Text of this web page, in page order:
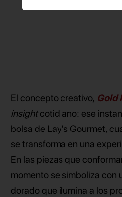
El concepto creativo, Gold
insightcotidiano: ese
bolsa de Lay’s Gourmet,
se transforma en una
En las piezas que
momento se simboliza con
dorado que ilumina a los